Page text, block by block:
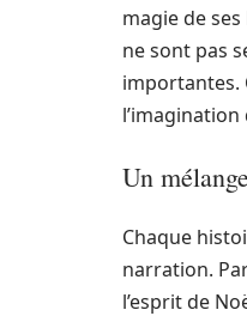
magie de
ne sont pas
importantes.
Un
Chaque
narration.
l’esprit de